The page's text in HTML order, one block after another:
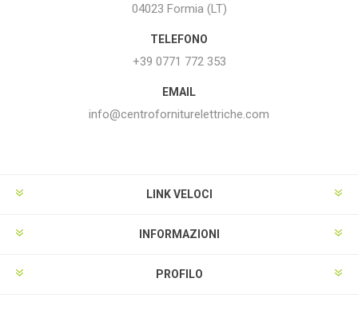
04023 Formia (LT)
TELEFONO
+39 0771 772 353
EMAIL
info@centroforniturelettriche.com
LINK VELOCI
INFORMAZIONI
PROFILO